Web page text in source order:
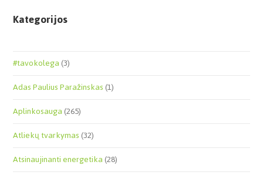
Kategorijos
#tavokolega(3)
Adas Paulius Paražinskas(1)
Aplinkosauga(265)
Atliekų tvarkymas(32)
Atsinaujinanti energetika(28)